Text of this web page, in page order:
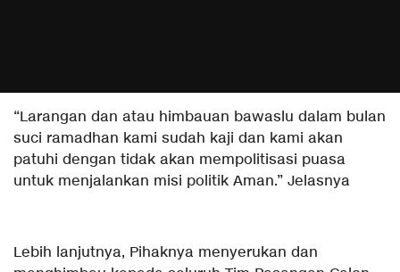
“Larangan dan atau himbauan bawaslu dalam bulan
suci ramadhan kami sudah kaji dan kami akan
patuhi dengan tidak akan mempolitisasi puasa
untuk menjalankan misi politik Aman.” Jelasnya
Lebih lanjutnya, Pihaknya menyerukan dan